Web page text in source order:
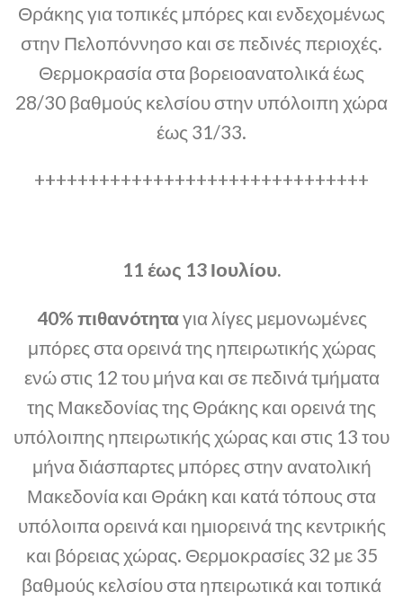
Θράκης για τοπικές μπόρες και ενδεχομένως
στην Πελοπόννησο και σε πεδινές περιοχές.
Θερμοκρασία στα βορειοανατολικά έως
28/30 βαθμούς κελσίου στην υπόλοιπη χώρα
έως 31/33.
+++++++++++++++++++++++++++++++
11 έως 13 Ιουλίου.
40% πιθανότηταγια λίγες μεμονωμένες
μπόρες στα ορεινά της ηπειρωτικής χώρας
ενώ στις 12 του μήνα και σε πεδινά τμήματα
της Μακεδονίας της Θράκης και ορεινά της
υπόλοιπης ηπειρωτικής χώρας και στις 13 του
μήνα διάσπαρτες μπόρες στην ανατολική
Μακεδονία και Θράκη και κατά τόπους στα
υπόλοιπα ορεινά και ημιορεινά της κεντρικής
και βόρειας χώρας. Θερμοκρασίες 32 με 35
βαθμούς κελσίου στα ηπειρωτικά και τοπικά